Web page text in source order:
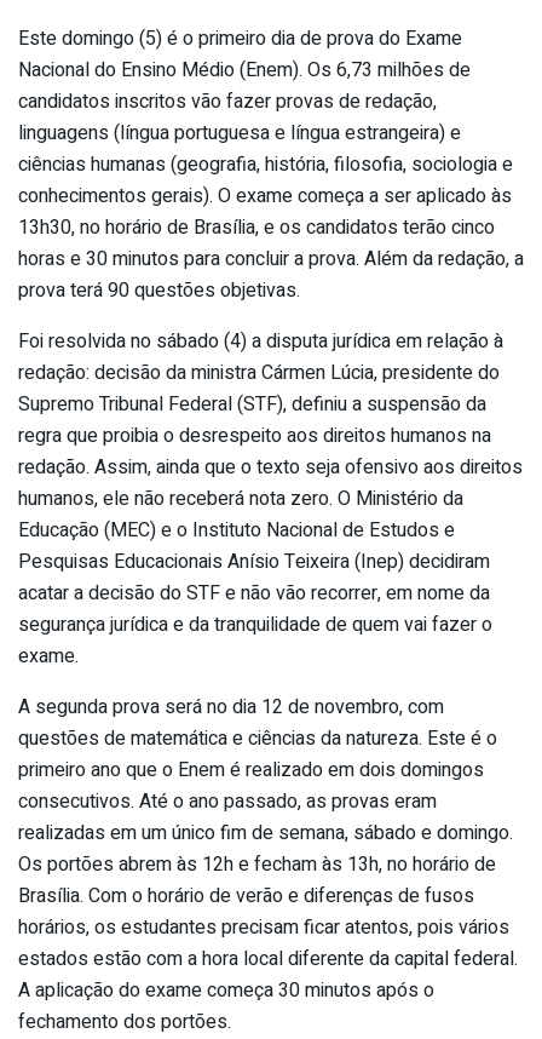
Este domingo (5) é o primeiro dia de prova do Exame
Nacional do Ensino Médio (Enem). Os 6,73 milhões de
candidatos inscritos vão fazer provas de redação,
linguagens (língua portuguesa e língua estrangeira) e
ciências humanas (geografia, história, filosofia, sociologia e
conhecimentos gerais). O exame começa a ser aplicado às
13h30, no horário de Brasília, e os candidatos terão cinco
horas e 30 minutos para concluir a prova. Além da redação, a
prova terá 90 questões objetivas.
Foi resolvida no sábado (4) a disputa jurídica em relação à
redação: decisão da ministra Cármen Lúcia, presidente do
Supremo Tribunal Federal (STF), definiu a suspensão da
regra que proibia o desrespeito aos direitos humanos na
redação. Assim, ainda que o texto seja ofensivo aos direitos
humanos, ele não receberá nota zero. O Ministério da
Educação (MEC) e o Instituto Nacional de Estudos e
Pesquisas Educacionais Anísio Teixeira (Inep) decidiram
acatar a decisão do STF e não vão recorrer, em nome da
segurança jurídica e da tranquilidade de quem vai fazer o
exame.
A segunda prova será no dia 12 de novembro, com
questões de matemática e ciências da natureza. Este é o
primeiro ano que o Enem é realizado em dois domingos
consecutivos. Até o ano passado, as provas eram
realizadas em um único fim de semana, sábado e domingo.
Os portões abrem às 12h e fecham às 13h, no horário de
Brasília. Com o horário de verão e diferenças de fusos
horários, os estudantes precisam ficar atentos, pois vários
estados estão com a hora local diferente da capital federal.
A aplicação do exame começa 30 minutos após o
fechamento dos portões.